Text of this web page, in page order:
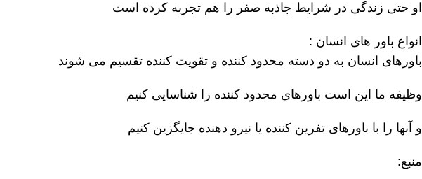
او حتی زندگی در شرایط جاذبه صفر را هم تجربه کرده است
انواع باور های انسان :
باورهای انسان به دو دسته محدود کننده و تقویت کننده تقسیم می شوند
وظیفه ما این است باورهای محدود کننده را شناسایی کنیم
و آنها را با باورهای تفرین کننده یا نیرو دهنده جایگزین کنیم
منبع: